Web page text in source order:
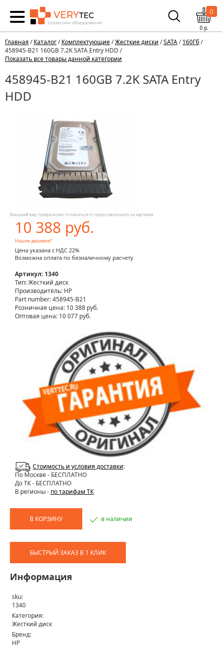
0
0р.
Главная /Каталог/Комплектующие/Жесткие диски /SATA/160Гб/
458945-B21 160GB 7.2K SATA Entry HDD /
Показать все товары данной категории
458945-B21 160GB 7.2K SATA Entry
HDD
Внешний вид товара может отличаться от представленного на картинке
10 388 руб.
Нашли дешевле?
Цена указана с НДС 22%
Возможна оплата по безналичному расчету
Артикул: 1340
Тип: Жесткий диск
Производитель: HP
Part number: 458945-B21
Розничная цена: 10 388 руб.
Оптовая цена: 10 077 руб.
Стоимость и условия доставки:
По Москве- БЕСПЛАТНО
До ТК - БЕСПЛАТНО
В регионы - по тарифам ТК
В КОРЗИНУ в наличии
БЫСТРЫЙ ЗАКАЗ В 1 КЛИК
Информация
sku:
1340
Категория:
Жесткий диск
Бренд:
HP